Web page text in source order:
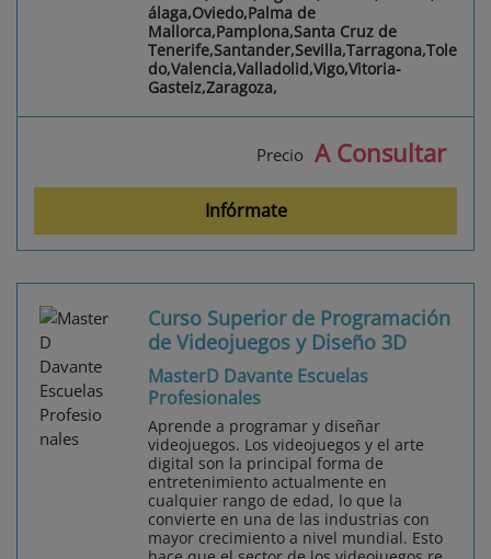
álaga,Oviedo,Palma de
Mallorca,Pamplona,Santa Cruz de
Tenerife,Santander,Sevilla,Tarragona,Tole
do,Valencia,Valladolid,Vigo,Vitoria-
Gasteiz,Zaragoza,
Precio A Consultar
Infórmate
Curso Superior de Programación
de Videojuegos y Diseño 3D
MasterD Davante Escuelas
Profesionales
Aprende a programar y diseñar
videojuegos. Los videojuegos y el arte
digital son la principal forma de
entretenimiento actualmente en
cualquier rango de edad, lo que la
convierte en una de las industrias con
mayor crecimiento a nivel mundial. Esto